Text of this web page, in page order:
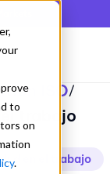
to
on
.
ISO/
trabajo
en el trabajo